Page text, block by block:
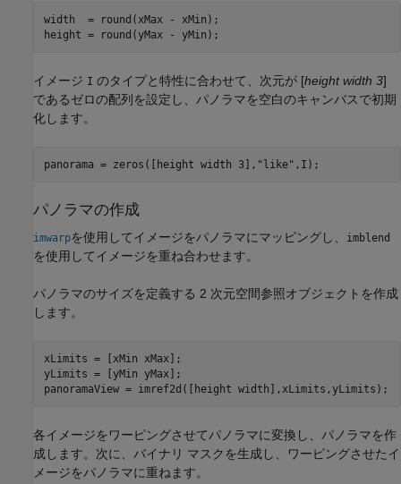
width  = round(xMax - xMin);
height = round(yMax - yMin);
イメージ I のタイプと特性に合わせて、次元が [height width 3]
であるゼロの配列を設定し、パノラマを空白のキャンバスで初期
化します。
panorama = zeros([height width 3], "like" ,I);
パノラマの作成
imwarpを使用してイメージをパノラマにマッピングし、 imblend
を使用してイメージを重ね合わせます。
パノラマのサイズを定義する 2 次元空間参照オブジェクトを作成
します。
xLimits = [xMin xMax];
yLimits = [yMin yMax];
panoramaView = imref2d([height width],xLimits,yLimits);
各イメージをワーピングさせてパノラマに変換し、パノラマを作
成します。次に、バイナリ マスクを生成し、ワーピングさせたイ
メージをパノラマに重ねます。